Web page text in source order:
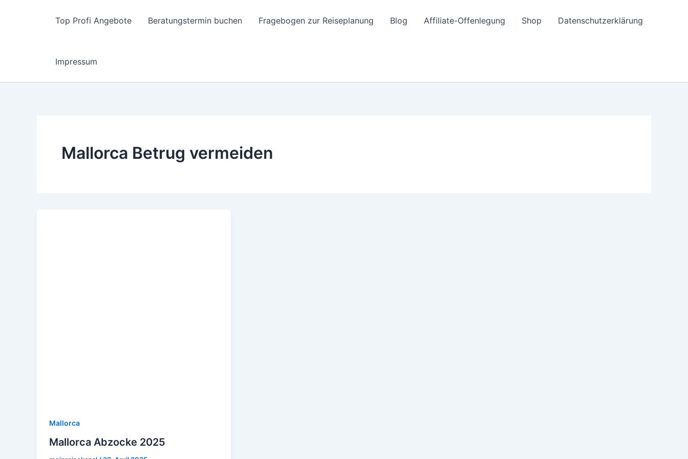
Top Profi Angebote Beratungstermin buchen Fragebogen zur Reiseplanung Blog Affiliate-Offenlegung Shop Datenschutzerklärung
Impressum
Mallorca Betrug vermeiden
Mallorca
Mallorca Abzocke 2025